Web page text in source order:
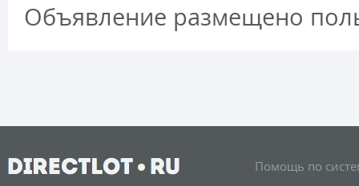
Объявление размещено
Помощь по